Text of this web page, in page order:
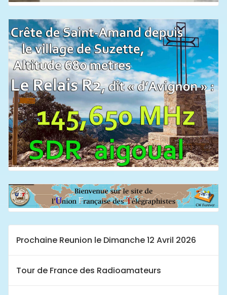
Prochaine Reunion le Dimanche 12 Avril 2026
Tour de France des Radioamateurs